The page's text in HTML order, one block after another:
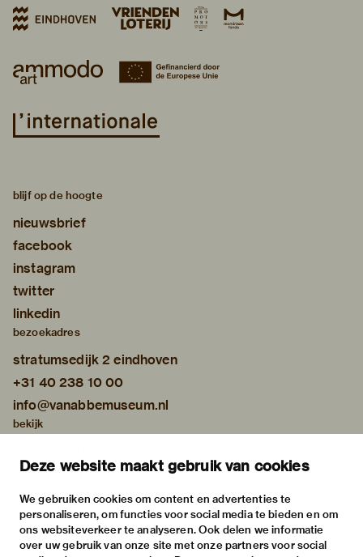
Deze website maakt gebruik van cookies
We gebruiken cookies om content en advertenties te
personaliseren, om functies voor social media te bieden en om
ons websiteverkeer te analyseren. Ook delen we informatie
over uw gebruik van onze site met onze partners voor social
blijf op de hoogte
nieuwsbrief
facebook
instagram
twitter
linkedin
bezoekadres
stratumsedijk 2 eindhoven
+31 40 238 10 00
info@vanabbemuseum.nl
bekijk
activiteiten
praktische informatie
over
het museum